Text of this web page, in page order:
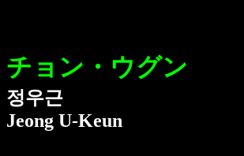
チョン・ウグン
정우근
Jeong U-Keun